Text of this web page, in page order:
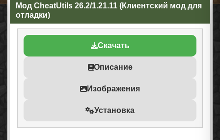
Мод CheatUtils 26.2/1.21.11 (Клиентский мод для
отладки)
Скачать
Описание
Изображения
Установка